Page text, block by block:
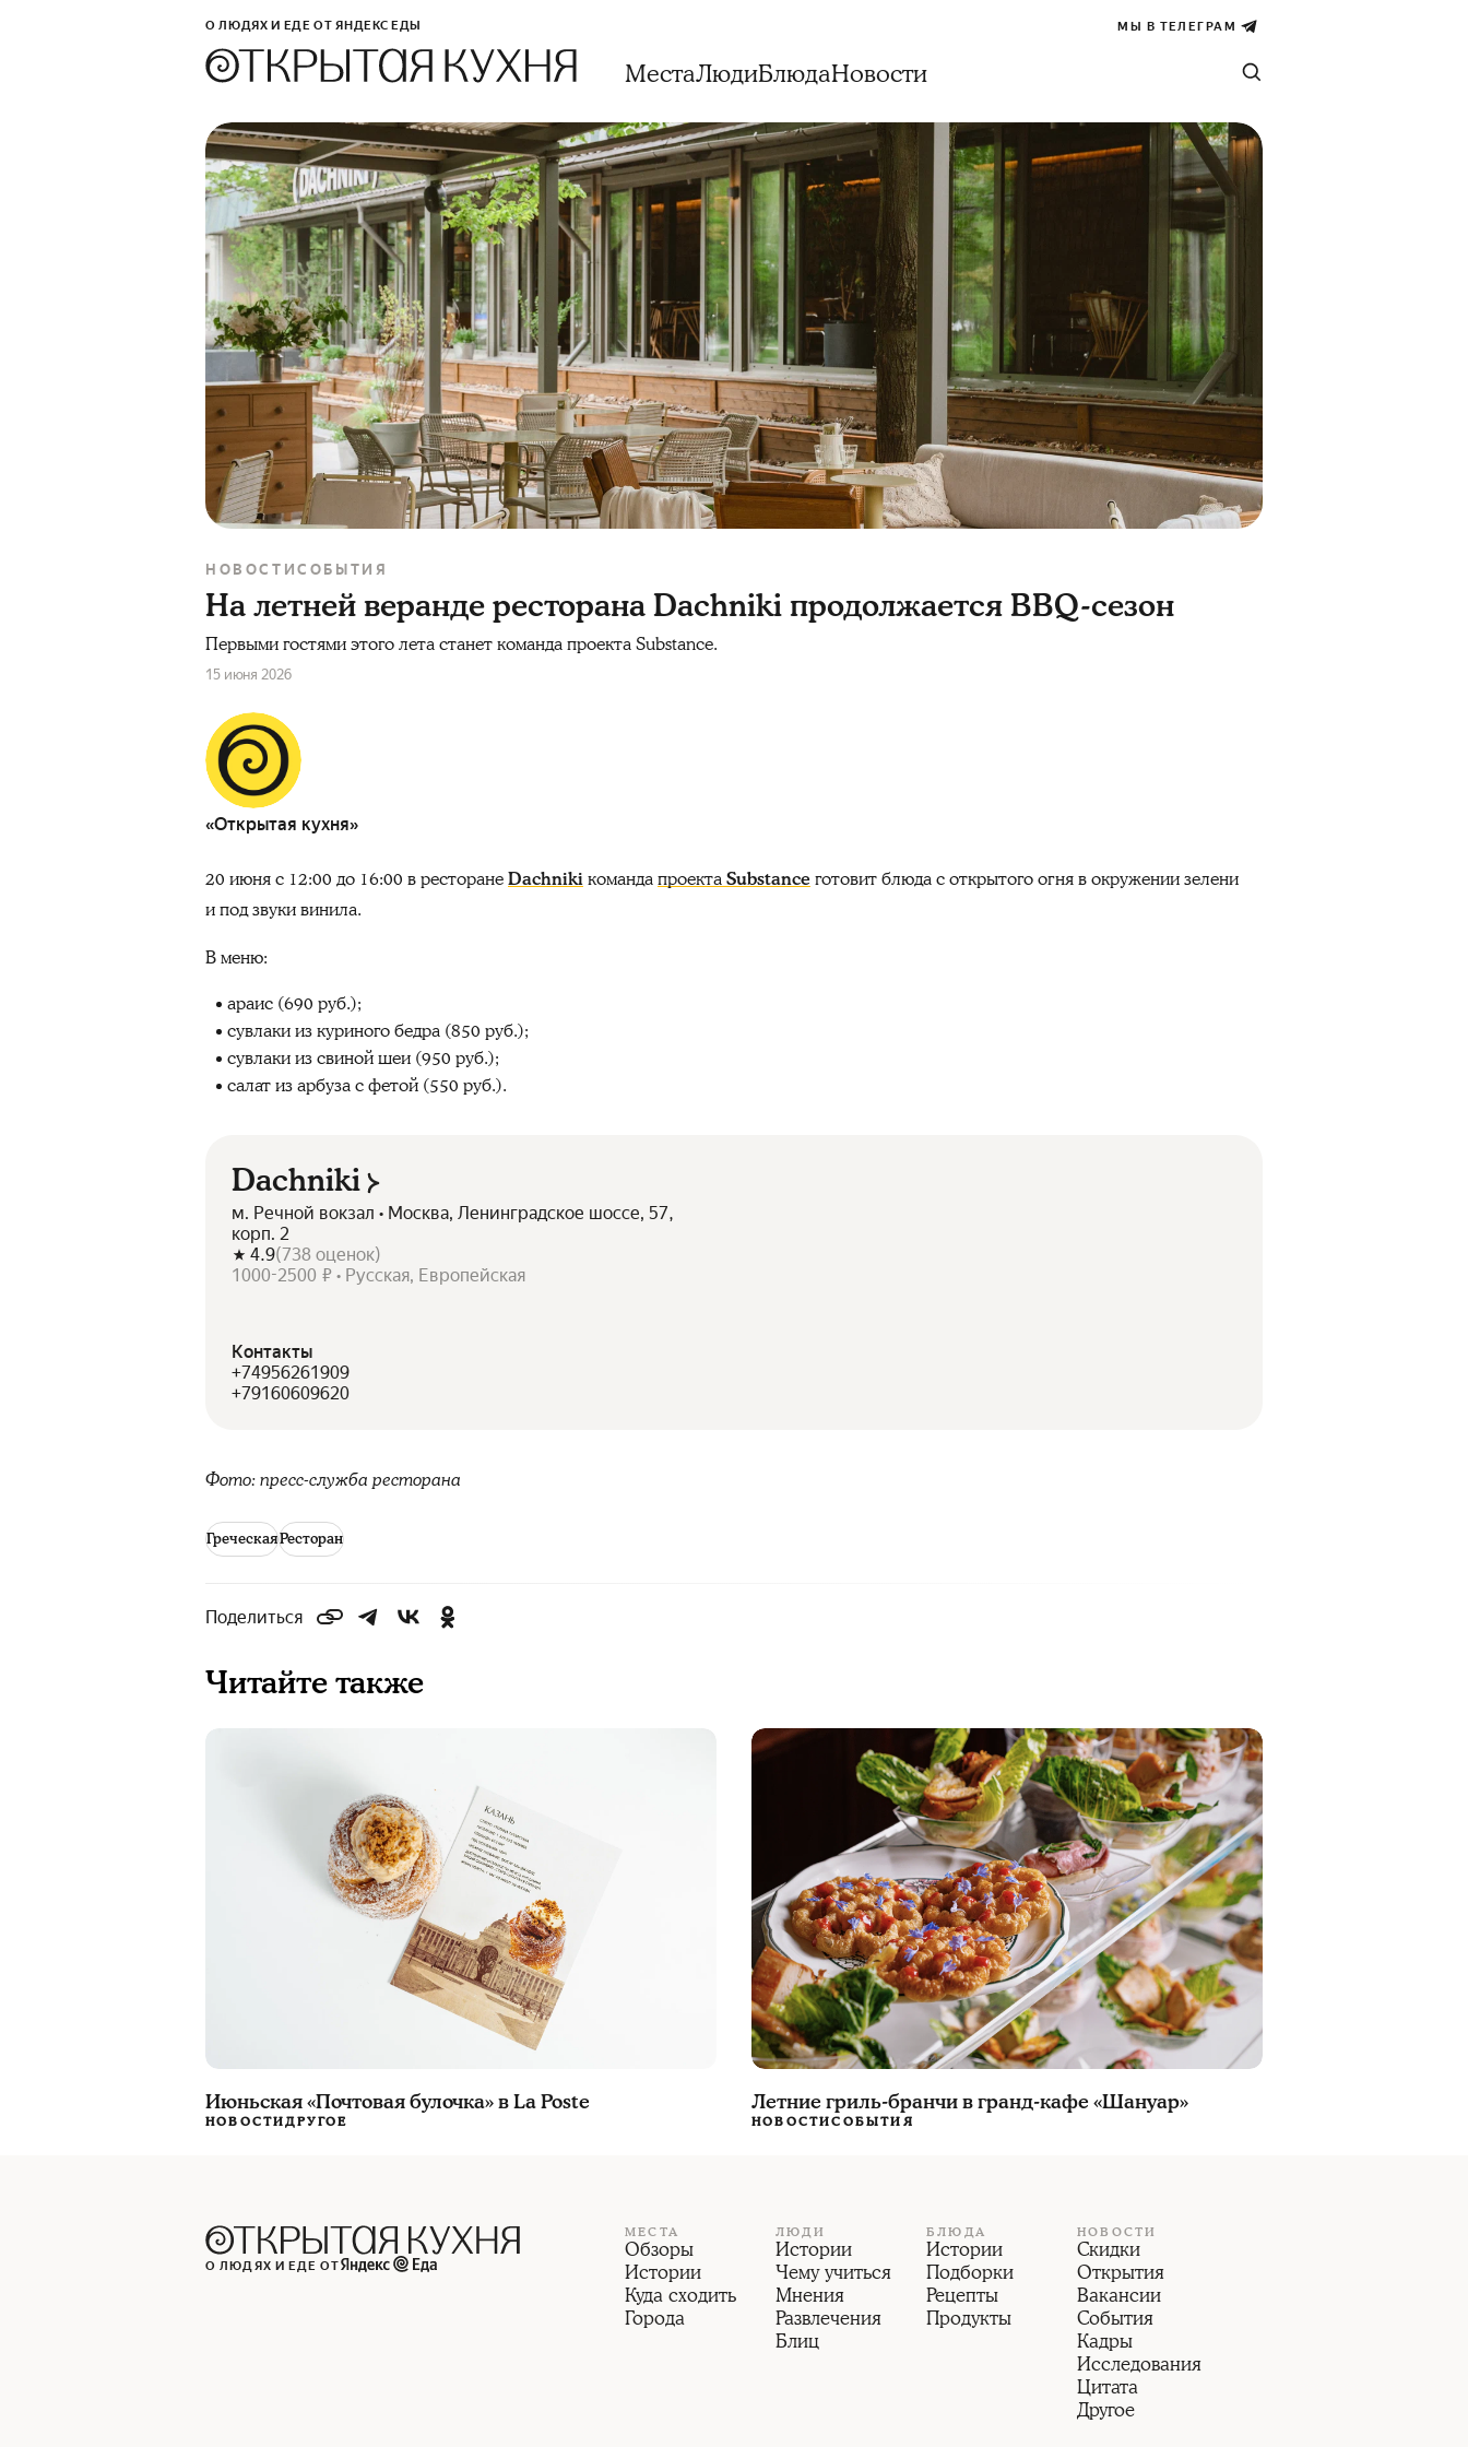
О ЛЮДЯХ И ЕДЕ ОТ ЯНДЕКС ЕДЫ МЫ В ТЕЛЕГРАМ
МестаЛюдиБлюдаНовости
НОВОСТИСОБЫТИЯ
На летней веранде ресторана Dachniki продолжается BBQ-сезон
Первыми гостями этого лета станет команда проекта Substance.
15 июня 2026
«Открытая кухня»
20 июня с 12:00 до 16:00 в ресторанеDachnikiкомандапроектаSubstanceготовит блюда с открытого огня в окружении зелени
и под звуки винила.
В меню:
араис (690 руб.);
сувлаки из куриного бедра (850 руб.);
сувлаки из свиной шеи (950 руб.);
салат из арбуза с фетой (550 руб.).
Dachniki
м. Речной вокзал • Москва, Ленинградское шоссе, 57,
корп. 2
4.9(738 оценок)
1000-2500 ₽ • Русская, Европейская
Контакты
+74956261909
+79160609620
Фото: пресс-служба ресторана
ГреческаяРесторан
Поделиться
Читайте также
Июньская «Почтовая булочка» в La Poste
НОВОСТИДРУГОЕ
Летние гриль-бранчи в гранд-кафе «Шануар»
НОВОСТИСОБЫТИЯ
О ЛЮДЯХ И ЕДЕ ОТ
МЕСТА
Обзоры
Истории
Куда сходить
Города
ЛЮДИ
Истории
Чему учиться
Мнения
Развлечения
Блиц
БЛЮДА
Истории
Подборки
Рецепты
Продукты
НОВОСТИ
Скидки
Открытия
Вакансии
События
Кадры
Исследования
Цитата
Другое